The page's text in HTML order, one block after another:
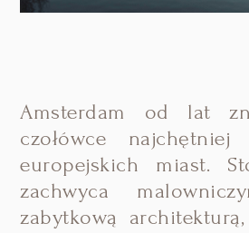
Amsterdam od lat
czołówce najchętniej
europejskich miast.
zachwyca
zabytkową